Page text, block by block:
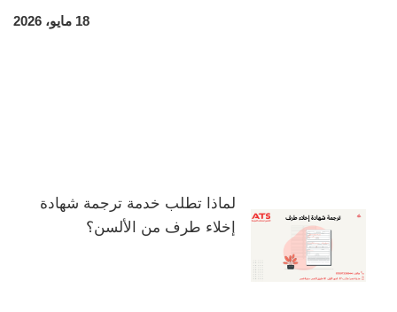
18 مايو، 2026
لماذا تطلب خدمة ترجمة شهادة
إخلاء طرف من الألسن؟